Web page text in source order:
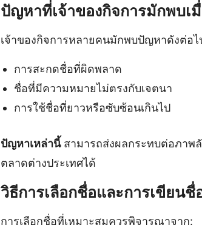
ปัญหาที่เจ้าของกิจการมักพบเ
เจ้าของกิจการหลายคนมักพบปัญหาดังต่อไ
การสะกดชื่อที่ผิดพลาด
ชื่อที่มีความหมายไม่ตรงกับเจตนา
การใช้ชื่อที่ยาวหรือซับซ้อนเกินไป
ปัญหาเหล่านี้สามารถส่งผลกระทบต่อภาพ
ตลาดต่างประเทศได้
วิธีการเลือกชื่อและการเขียนชื่
การเลือกชื่อที่เหมาะสมควรพิจารณาจาก: